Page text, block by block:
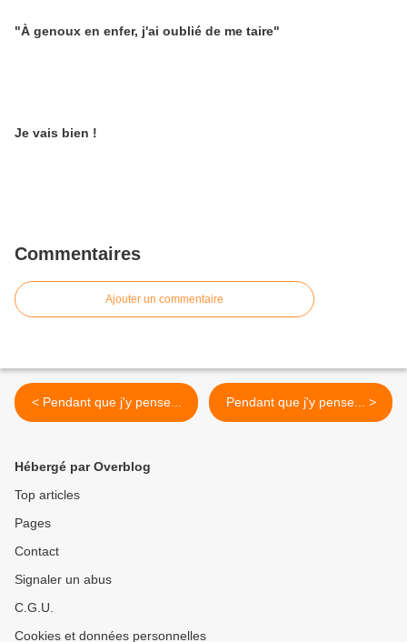
"À genoux en enfer, j'ai oublié de me taire"
Je vais bien !
Commentaires
Ajouter un commentaire
< Pendant que j'y pense... Pendant que j'y pense... >
Hébergé par Overblog
Top articles
Pages
Contact
Signaler un abus
C.G.U.
Cookies et données personnelles